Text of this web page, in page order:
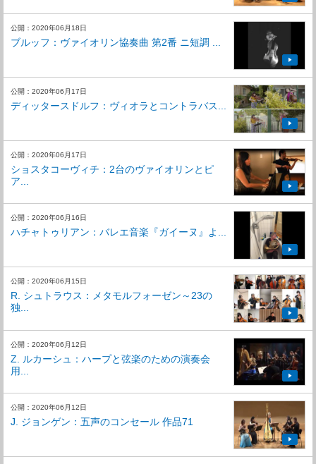
公開：2020年06月18日
ブルッフ：ヴァイオリン協奏曲 第2番 ニ短調 ...
公開：2020年06月17日
ディッタースドルフ：ヴィオラとコントラバス...
公開：2020年06月17日
ショスタコーヴィチ：2台のヴァイオリンとピ
ア...
公開：2020年06月16日
ハチャトゥリアン：バレエ音楽『ガイーヌ』よ...
公開：2020年06月15日
R. シュトラウス：メタモルフォーゼン～23の
独...
公開：2020年06月12日
Z. ルカーシュ：ハープと弦楽のための演奏会
用...
公開：2020年06月12日
J. ジョンゲン：五声のコンセール 作品71